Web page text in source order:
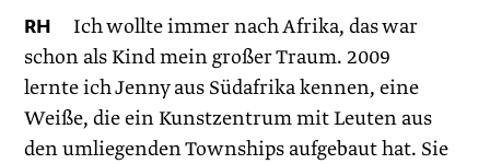
RH Ich wollte immer nach Afrika, das war
schon als Kind mein großer Traum. 2009
lernte ich Jenny aus Südafrika kennen, eine
Weiße, die ein Kunstzentrum mit Leuten aus
den umliegenden Townships aufgebaut hat. Sie